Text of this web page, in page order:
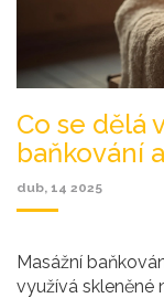
Co se dělá
baňkování
dub, 14 2025
Masážní
využívá skleněné